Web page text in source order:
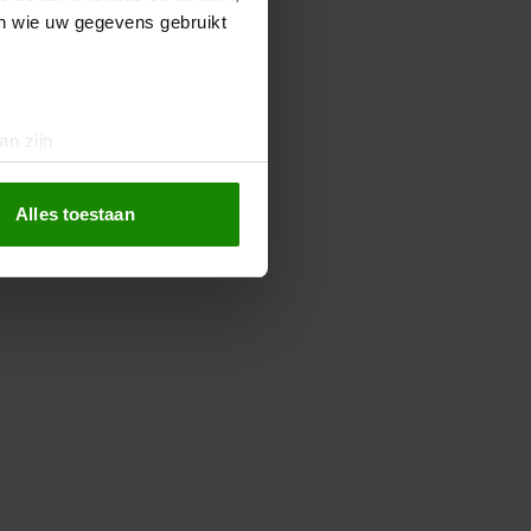
wie uw gegevens gebruikt
zijn
Alles toestaan